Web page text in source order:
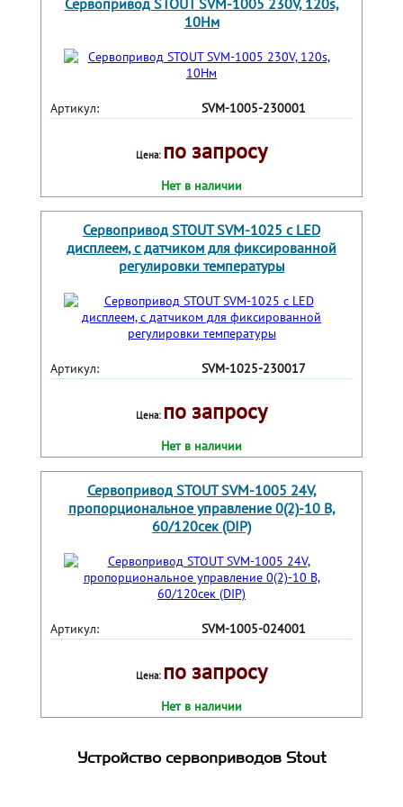
Сервопривод STOUT SVM-1005 230V, 120s,
10Нм
Артикул: SVM-1005-230001
Цена: по запросу
Нет в наличии
Сервопривод STOUT SVM-1025 с LED
дисплеем, с датчиком для фиксированной
регулировки температуры
Артикул: SVM-1025-230017
Цена: по запросу
Нет в наличии
Сервопривод STOUT SVM-1005 24V,
пропорциональное управление 0(2)-10 В,
60/120сек (DIP)
Артикул: SVM-1005-024001
Цена: по запросу
Нет в наличии
Устройство сервоприводов Stout